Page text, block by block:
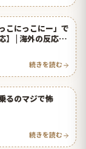
こにっこにー」で
】 | 海外の反応ア
続きを読む
るのマジで怖
続きを読む